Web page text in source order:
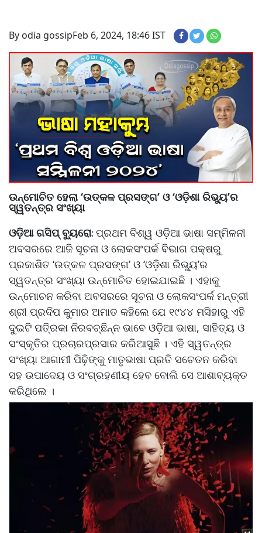
By odia gossipFeb 6, 2024, 18:46 IST
ଉନ୍ମୋଚିତ ହେଲା ‘ଉତ୍କଳ ପ୍ରସଙ୍ଗ’ ଓ ‘ଓଡ଼ିଶା ରିଭୁ୍ୟ’ର
ସ୍ୱତନ୍ତ୍ର ସଂଖ୍ୟା
ଓଡ଼ିଆ ଗସିପ୍ ବ୍ୟୁରୋ: ପ୍ରଥମ ବିଶ୍ୱ ଓଡ଼ିଆ ଭାଷା ସମ୍ମିଳନୀ
ଅବସରରେ ଆଜି ସୂଚନା ଓ ଲୋକସଂପର୍କ ବିଭାଗ ପକ୍ଷରୁ
ପ୍ରକାଶିତ ‘ଉତ୍କଳ ପ୍ରସଙ୍ଗ’ ଓ ‘ଓଡ଼ିଶା ରିଭୁ୍ୟ’ର
ସ୍ୱତନ୍ତ୍ର ସଂଖ୍ୟା ଉନ୍ମୋଚିତ ହୋଇଯାଇଛି । ଏହାକୁ
ଉନ୍ମୋଚନ କରିବା ଅବସରରେ ସୂଚନା ଓ ଲୋକସଂପର୍କ ମନ୍ତ୍ରୀ
ଶ୍ରୀ ପ୍ରଦିପ କୁମାର ଅମାତ କହିଲେ ଯେ ୧୯୪୪ ମସିହାରୁ ଏହି
ଦୁଇଟି ପତି୍ରକା ନିରବଚ୍ଛିନ୍ନ ଭାବେ ଓଡ଼ିଆ ଭାଷା, ସାହିତ୍ୟ ଓ
ସଂସ୍କୃତିର ପ୍ରଚାରପ୍ରସାର କରିଆସୁଛି । ଏହି ସ୍ୱତନ୍ତ୍ର
ସଂଖ୍ୟା ଆଗାମୀ ପିଢ଼ିଙ୍କୁ ମାତୃଭାଷା ପ୍ରତି ସଚେତନ କରିବା
ସହ ଉପାଦେୟ ଓ ସଂଗ୍ରହଣୀୟ ହେବ ବୋଲି ସେ ଆଶାବ୍ୟକ୍ତ
କରିଥିଲେ ।